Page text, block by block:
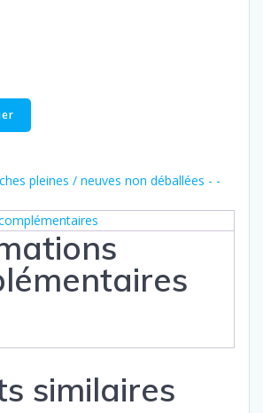
pleines / neuves non déballées - -
similaires